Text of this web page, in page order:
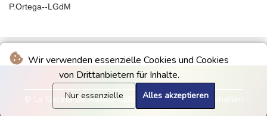
Wir verwenden essenzielle Cookies und Cookies
von Drittanbietern für Inhalte.
Nur essenzielle Alles akzeptieren
P.Ortega--LGdM
© La Gaceta De Mexico - 2026 - Alle Rechte vorbehalten